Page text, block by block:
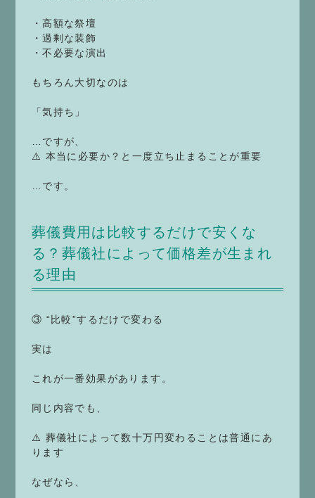
・高額な祭壇
・過剰な装飾
・不必要な演出
もちろん大切なのは
「気持ち」
…ですが、
⚠️ 本当に必要か？と一度立ち止まることが重要
…です。
葬儀費用は比較するだけで安くな
る？葬儀社によって価格差が生まれ
る理由
③ “比較”するだけで変わる
実は
これが一番効果があります。
同じ内容でも、
⚠️ 葬儀社によって数十万円変わることは普通にあ
ります
なぜなら、